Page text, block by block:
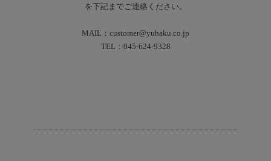
を下記までご連絡ください。
MAIL：customer@yuhaku.co.jp
TEL：045-624-9328